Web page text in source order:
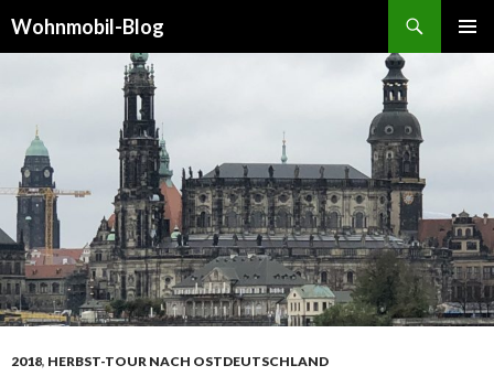
Wohnmobil-Blog
2018, HERBST-TOUR NACH OSTDEUTSCHLAND